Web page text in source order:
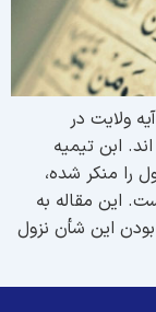
در
ابن تیمیه
منکر شده،
مقاله به
این شأن نزول